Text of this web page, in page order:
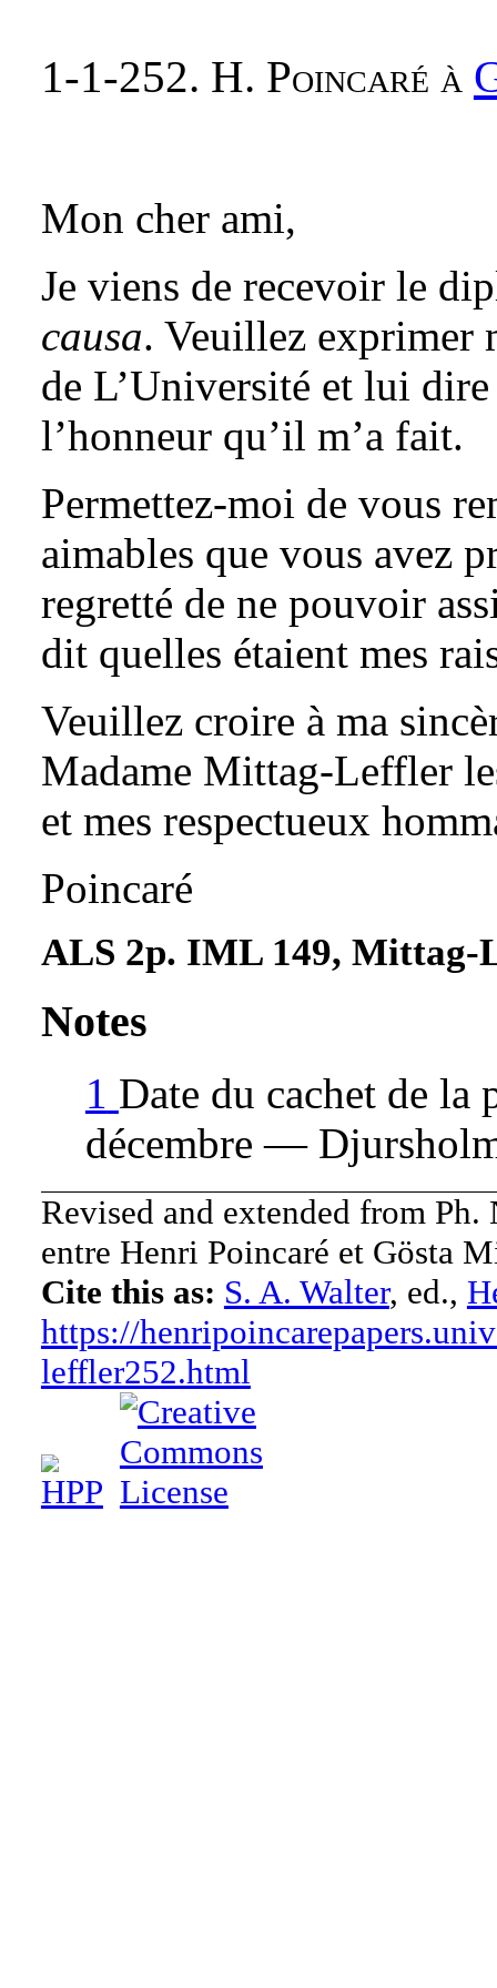
1-1-252. H. Poincaré à
Mon cher ami,
Je viens de recevoir le
causa. Veuillez exprimer
de L’Université et lui
l’honneur qu’il m’a fait.
Permettez-moi de vous
aimables que vous avez
regretté de ne pouvoir
dit quelles étaient mes
Veuillez croire à ma
Madame Mittag-Leffler
et mes respectueux
Poincaré
ALS 2p. IML 149, Mittag-
Notes
1 Date du cachet de la
décembre —
Revised and extended from Ph.
entre Henri Poincaré et Gösta
Cite this as: S. A. Walter, ed.,
https://
leffler252.html